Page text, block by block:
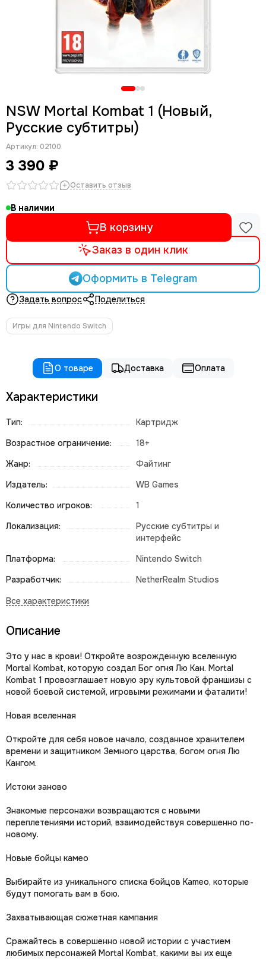
NSW Mortal Kombat 1 (Новый,
Русские субтитры)
Артикул: 02100
3 390 ₽
Оставить отзыв
В наличии
В корзину
Заказ в один клик
Оформить в Telegram
Задать вопрос Поделиться
Игры для Nintendo Switch
О товаре Доставка Оплата
Характеристики
Тип:
Картридж
Возрастное ограничение:
18+
Жанр:
Файтинг
Издатель:
WB Games
Количество игроков:
1
Локализация:
Русские субтитры и
интерфейс
Платформа:
Nintendo Switch
Разработчик:
NetherRealm Studios
Описание
Это у нас в крови! Откройте возрожденную вселенную
Mortal Kombat, которую создал Бог огня Лю Кан. Mortal
Kombat 1 провозглашает новую эру культовой франшизы с
новой боевой системой, игровыми режимами и фаталити!
Новая вселенная
Откройте для себя новое начало, созданное хранителем
времени и защитником Земного царства, богом огня Лю
Кангом.
Истоки заново
Знакомые персонажи возвращаются с новыми
переплетениями историй, взаимодействуя совершенно по-
новому.
Новые бойцы камео
Выбирайте из уникального списка бойцов Kameo, которые
будут помогать вам в бою.
Захватывающая сюжетная кампания
Сражайтесь в совершенно новой истории с участием
любимых персонажей Mortal Kombat, какими вы их еще